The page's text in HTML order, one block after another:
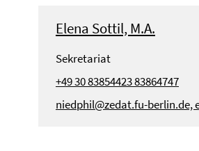
Elena Sottil, M.A.
Sekretariat
+49 30 83854423 83864747
niedphil@zedat.fu-berlin.de,